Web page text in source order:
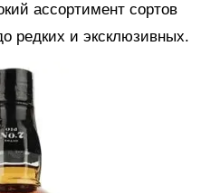
ассортимент сортов
редких и эксклюзивных.